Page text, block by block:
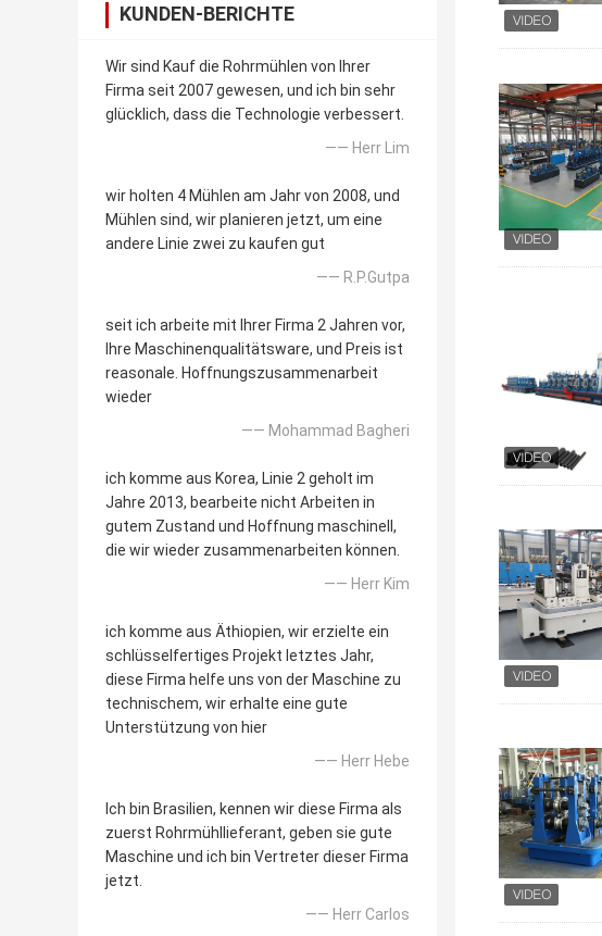
KUNDEN-BERICHTE
Wir sind Kauf die Rohrmühlen von Ihrer
Firma seit 2007 gewesen, und ich bin sehr
glücklich, dass die Technologie verbessert.
—— Herr Lim
wir holten 4 Mühlen am Jahr von 2008, und
Mühlen sind, wir planieren jetzt, um eine
andere Linie zwei zu kaufen gut
—— R.P.Gutpa
seit ich arbeite mit Ihrer Firma 2 Jahren vor,
Ihre Maschinenqualitätsware, und Preis ist
reasonale. Hoffnungszusammenarbeit
wieder
—— Mohammad Bagheri
ich komme aus Korea, Linie 2 geholt im
Jahre 2013, bearbeite nicht Arbeiten in
gutem Zustand und Hoffnung maschinell,
die wir wieder zusammenarbeiten können.
—— Herr Kim
ich komme aus Äthiopien, wir erzielte ein
schlüsselfertiges Projekt letztes Jahr,
diese Firma helfe uns von der Maschine zu
technischem, wir erhalte eine gute
Unterstützung von hier
—— Herr Hebe
Ich bin Brasilien, kennen wir diese Firma als
zuerst Rohrmühllieferant, geben sie gute
Maschine und ich bin Vertreter dieser Firma
jetzt.
—— Herr Carlos